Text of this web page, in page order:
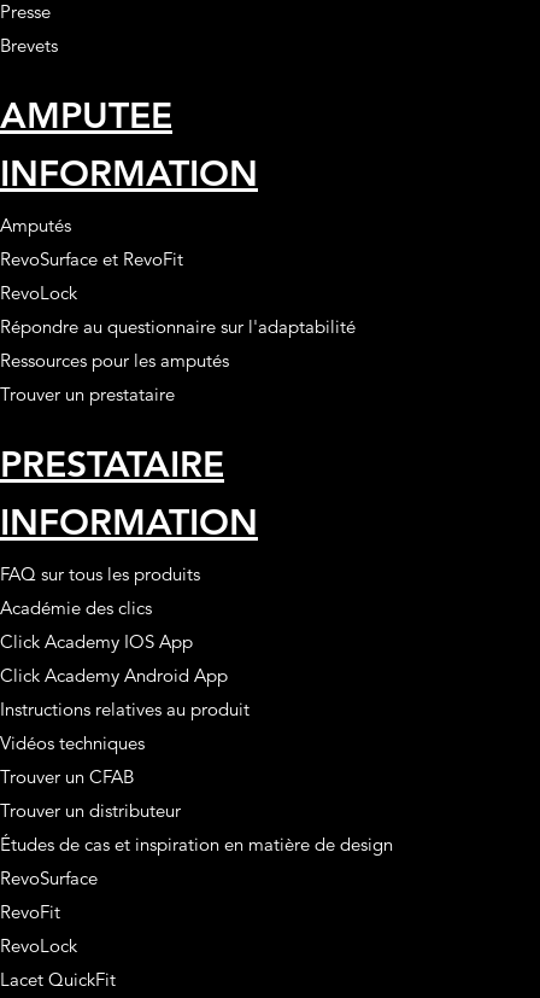
Presse
Brevets
AMPUTEE
INFORMATION
Amputés
RevoSurface et RevoFit
RevoLock
Répondre au questionnaire sur l'adaptabilité
Ressources pour les amputés
Trouver un prestataire
PRESTATAIRE
INFORMATION
FAQ sur tous les produits
Académie des clics
Click Academy IOS App
Click Academy Android App
Instructions relatives au produit
Vidéos techniques
Trouver un CFAB
Trouver un distributeur
Études de cas et inspiration en matière de design
RevoSurface
RevoFit
RevoLock
Lacet QuickFit